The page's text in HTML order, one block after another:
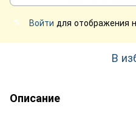
% Войти для отображения
В
Описание